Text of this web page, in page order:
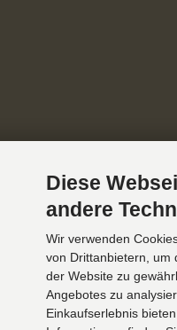
Diese
andere
Wir verwenden
von Drittanbietern, um
der Website zu
Angebotes zu
Einkaufserlebnis